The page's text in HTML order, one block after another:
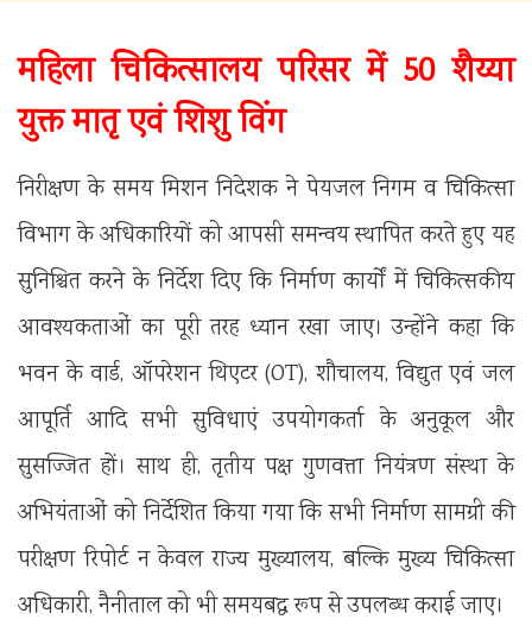
महिला चिकित्सालय परिसर में 50 शैय्या
युक्त मातृ एवं शिशु विंग
निरीक्षण के समय मिशन निदेशक ने पेयजल निगम व चिकित्सा
विभाग के अधिकारियों को आपसी समन्वय स्थापित करते हुए यह
सुनिश्चित करने के निर्देश दिए कि निर्माण कार्यों में चिकित्सकीय
आवश्यकताओं का पूरी तरह ध्यान रखा जाए। उन्होंने कहा कि
भवन के वार्ड, ऑपरेशन थिएटर (OT), शौचालय, विद्युत एवं जल
आपूर्ति आदि सभी सुविधाएं उपयोगकर्ता के अनुकूल और
सुसज्जित हों। साथ ही, तृतीय पक्ष गुणवत्ता नियंत्रण संस्था के
अभियंताओं को निर्देशित किया गया कि सभी निर्माण सामग्री की
परीक्षण रिपोर्ट न केवल राज्य मुख्यालय, बल्कि मुख्य चिकित्सा
अधिकारी, नैनीताल को भी समयबद्ध रूप से उपलब्ध कराई जाए।